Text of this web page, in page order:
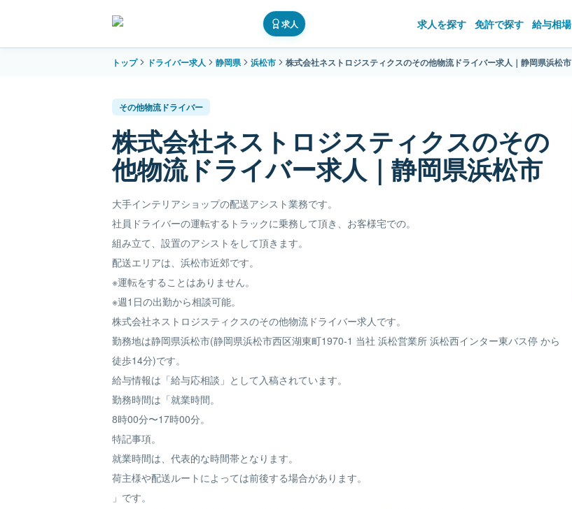
求人 求人を探す 免許で探す 給与相場
トップ ドライバー求人 静岡県 浜松市 株式会社ネストロジスティクスのその他物流ドライバー求人｜静岡県浜松市
その他物流ドライバー
株式会社ネストロジスティクスのその
他物流ドライバー求人｜静岡県浜松市
大手インテリアショップの配送アシスト業務です。
社員ドライバーの運転するトラックに乗務して頂き、お客様宅での。
組み立て、設置のアシストをして頂きます。
配送エリアは、浜松市近郊です。
※運転をすることはありません。
※週1日の出勤から相談可能。
株式会社ネストロジスティクスのその他物流ドライバー求人です。
勤務地は静岡県浜松市(静岡県浜松市西区湖東町1970-1 当社 浜松営業所 浜松西インター東バス停 から
徒歩14分)です。
給与情報は「給与応相談」として入稿されています。
勤務時間は「就業時間。
8時00分〜17時00分。
特記事項。
就業時間は、代表的な時間帯となります。
荷主様や配送ルートによっては前後する場合があります。
」です。